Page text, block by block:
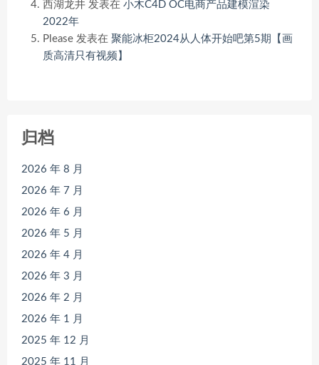
西湖龙井 发表在 小木C4D OC电商产品建模渲染
2022年
Please 发表在 聚能冰柜2024从人体开始吧第5期【画
质高清只有视频】
归档
2026 年 8 月
2026 年 7 月
2026 年 6 月
2026 年 5 月
2026 年 4 月
2026 年 3 月
2026 年 2 月
2026 年 1 月
2025 年 12 月
2025 年 11 月